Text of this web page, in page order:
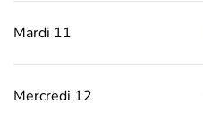
Mardi 11
Mercredi 12